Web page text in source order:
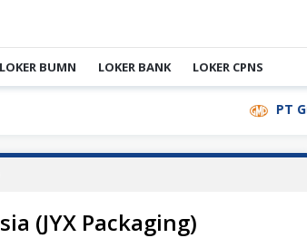
LOKER BUMN LOKER BANK LOKER CPNS
PT Gunung
(JYX Packaging)